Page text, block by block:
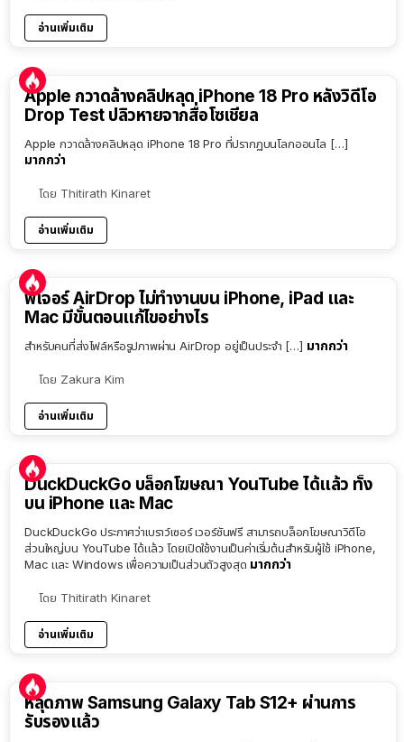
อ่านเพิ่มเติม
Apple กวาดล้างคลิปหลุด iPhone 18 Pro หลังวิดีโอ
Drop Test ปลิวหายจากสื่อโซเชียล
Apple กวาดล้างคลิปหลุด iPhone 18 Pro ที่ปรากฏบนโลกออนไล […]
มากกว่า
โดย Thitirath Kinaret
อ่านเพิ่มเติม
ฟีเจอร์ AirDrop ไม่ทำงานบน iPhone, iPad และ
Mac มีขั้นตอนแก้ไขอย่างไร
สำหรับคนที่ส่งไฟล์หรือรูปภาพผ่าน AirDrop อยู่เป็นประจำ […] มากกว่า
โดย Zakura Kim
อ่านเพิ่มเติม
DuckDuckGo บล็อกโฆษณา YouTube ได้แล้ว ทั้ง
บน iPhone และ Mac
DuckDuckGo ประกาศว่าเบราว์เซอร์ เวอร์ชันฟรี สามารถบล็อกโฆษณาวิดีโอ
ส่วนใหญ่บน YouTube ได้แล้ว โดยเปิดใช้งานเป็นค่าเริ่มต้นสำหรับผู้ใช้ iPhone,
Mac และ Windows เพื่อความเป็นส่วนตัวสูงสุด มากกว่า
โดย Thitirath Kinaret
อ่านเพิ่มเติม
หลุดภาพ Samsung Galaxy Tab S12+ ผ่านการ
รับรองแล้ว